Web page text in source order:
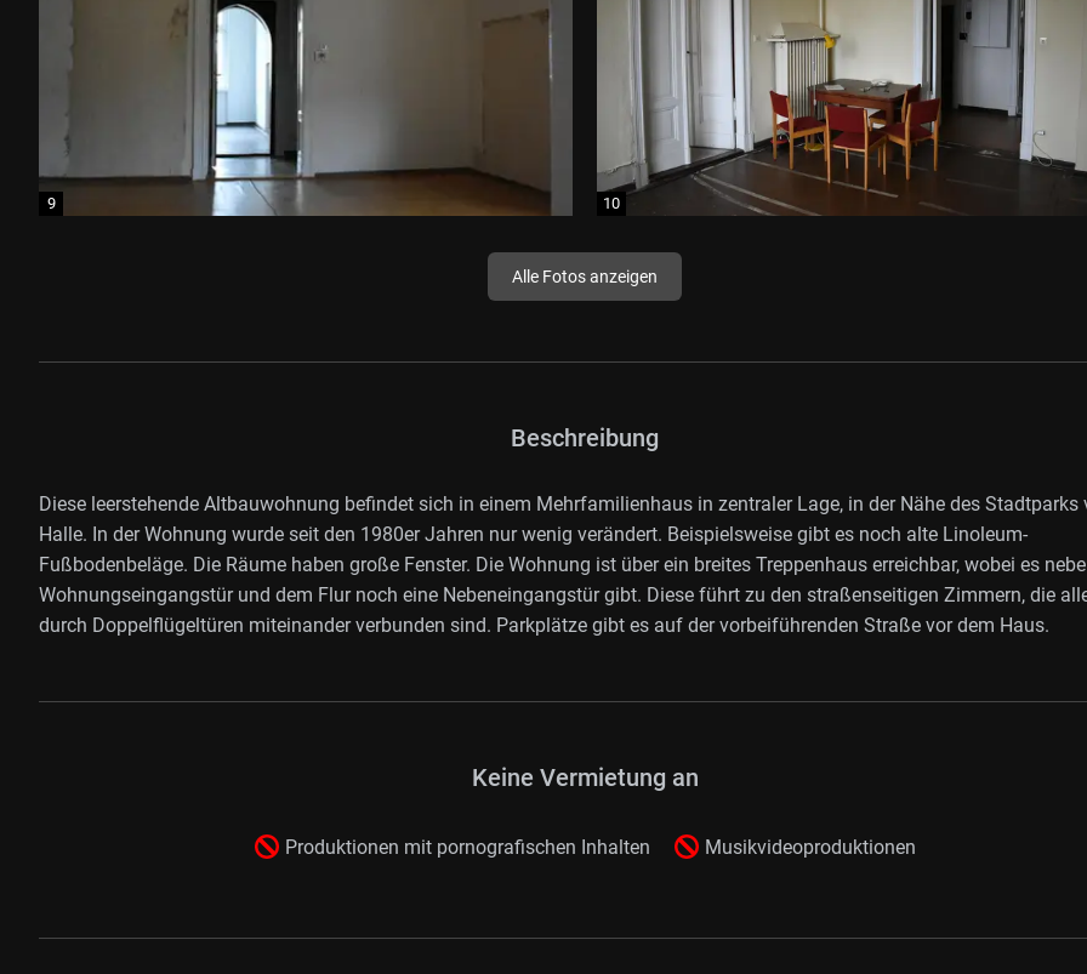
Alle Fotos anzeigen
Beschreibung
Diese leerstehende Altbauwohnung befindet sich in einem Mehrfamilienhaus in zentraler Lage, in der Nähe des Stadtparks
Halle. In der Wohnung wurde seit den 1980er Jahren nur wenig verändert. Beispielsweise gibt es noch alte Linoleum-
Fußbodenbeläge. Die Räume haben große Fenster. Die Wohnung ist über ein breites Treppenhaus erreichbar, wobei es
Wohnungseingangstür und dem Flur noch eine Nebeneingangstür gibt. Diese führt zu den straßenseitigen Zimmern, die
durch Doppelflügeltüren miteinander verbunden sind. Parkplätze gibt es auf der vorbeiführenden Straße vor dem Haus.
Keine Vermietung an
Produktionen mit pornografischen Inhalten Musikvideoproduktionen